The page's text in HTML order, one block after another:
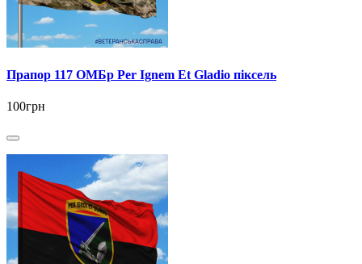
Прапор 117 ОМБр Per Ignem Et Gladio піксель
100грн